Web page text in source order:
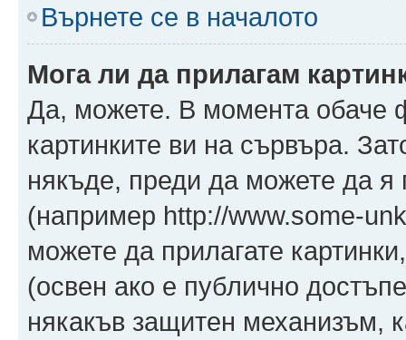
Върнете се в началото
Мога ли да прилагам
Да, можете. В момента обаче
картинките ви на сървъра.
някъде, преди да можете да
(например http://www.some-
можете да прилагате
(освен ако е публично
някакъв защитен механизъм,